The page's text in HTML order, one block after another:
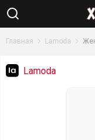
Главная Lamoda
Lamoda